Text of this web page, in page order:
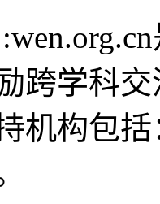
跨学科
机构包